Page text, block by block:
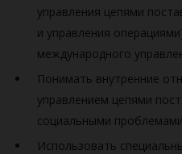
управления цепями
и управления
международного
Понимать внутренние
управлением цепями
социальными
Использовать